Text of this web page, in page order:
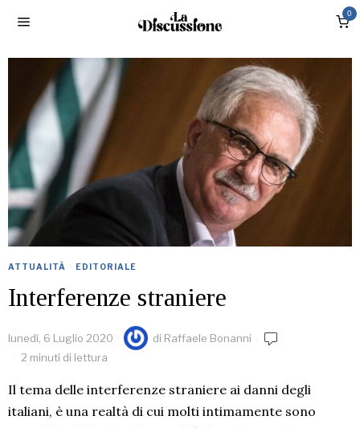
0
ATTUALITÀ · EDITORIALE
Interferenze straniere
lunedì, 6 Luglio 2020 di Raffaele Bonanni
2 minuti di lettura
Il tema delle interferenze straniere ai danni degli
italiani, è una realtà di cui molti intimamente sono